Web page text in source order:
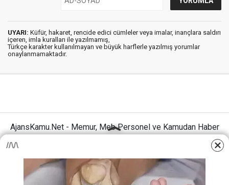
UYARI: Küfür, hakaret, rencide edici cümleler veya imalar, inançlara saldırı
içeren, imla kuralları ile yazılmamış,
Türkçe karakter kullanılmayan ve büyük harflerle yazılmış yorumlar
onaylanmamaktadır.
AjansKamu.Net - Memur, Meb Personel ve Kamudan Haber
Anasayfa Künye İletişim
Gizlilik İlkeleri
MEB Personel – Öğretmen Haberleri